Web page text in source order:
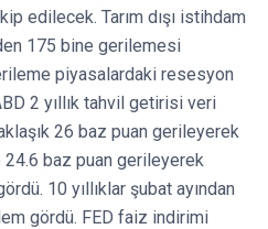
edilecek. Tarım dışı istihdam
175 bine gerilemesi
piyasalardaki resesyon
2 yıllık tahvil getirisi veri
26 baz puan gerileyerek
24.6 baz puan gerileyerek
10 yıllıklar şubat ayından
gördü. FED faiz indirimi